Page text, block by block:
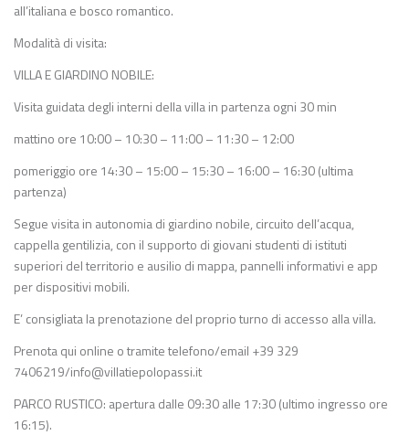
all’italiana e bosco romantico.
Modalità di visita:
VILLA E GIARDINO NOBILE:
Visita guidata degli interni della villa in partenza ogni 30 min
mattino ore 10:00 – 10:30 – 11:00 – 11:30 – 12:00
pomeriggio ore 14:30 – 15:00 – 15:30 – 16:00 – 16:30 (ultima
partenza)
Segue visita in autonomia di giardino nobile, circuito dell’acqua,
cappella gentilizia, con il supporto di giovani studenti di istituti
superiori del territorio e ausilio di mappa, pannelli informativi e app
per dispositivi mobili.
E’ consigliata la prenotazione del proprio turno di accesso alla villa.
Prenota qui online o tramite telefono/email +39 329
7406219/info@villatiepolopassi.it
PARCO RUSTICO: apertura dalle 09:30 alle 17:30 (ultimo ingresso ore
16:15).